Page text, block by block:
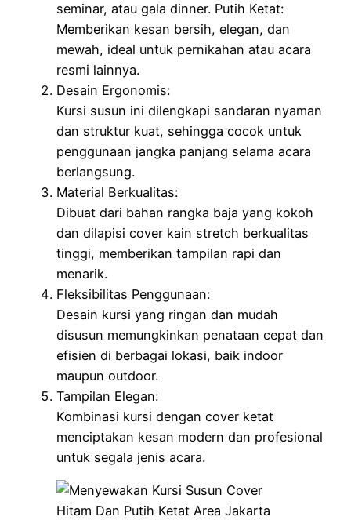
seminar, atau gala dinner. Putih Ketat:
Memberikan kesan bersih, elegan, dan
mewah, ideal untuk pernikahan atau acara
resmi lainnya.
Desain Ergonomis:
Kursi susun ini dilengkapi sandaran nyaman
dan struktur kuat, sehingga cocok untuk
penggunaan jangka panjang selama acara
berlangsung.
Material Berkualitas:
Dibuat dari bahan rangka baja yang kokoh
dan dilapisi cover kain stretch berkualitas
tinggi, memberikan tampilan rapi dan
menarik.
Fleksibilitas Penggunaan:
Desain kursi yang ringan dan mudah
disusun memungkinkan penataan cepat dan
efisien di berbagai lokasi, baik indoor
maupun outdoor.
Tampilan Elegan:
Kombinasi kursi dengan cover ketat
menciptakan kesan modern dan profesional
untuk segala jenis acara.